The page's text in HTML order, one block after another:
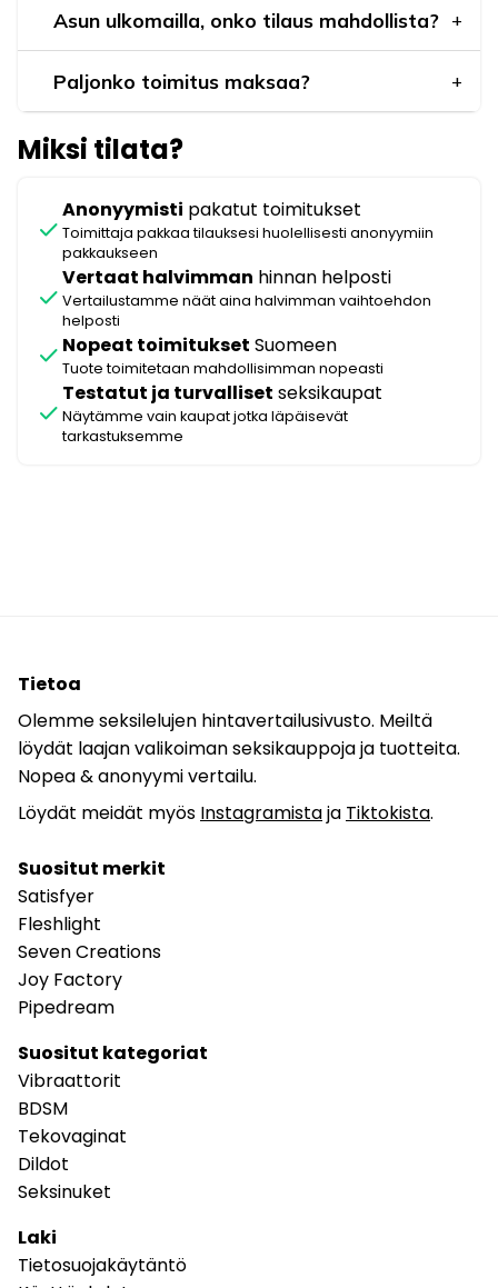
Asun ulkomailla, onko tilaus mahdollista?
Paljonko toimitus maksaa?
Miksi tilata?
check
Anonyymisti pakatut toimitukset
Toimittaja pakkaa tilauksesi huolellisesti anonyymiin
pakkaukseen
check
Vertaat halvimman hinnan helposti
Vertailustamme näät aina halvimman vaihtoehdon
helposti
check Nopeat toimitukset Suomeen
Tuote toimitetaan mahdollisimman nopeasti
check
Testatut ja turvalliset seksikaupat
Näytämme vain kaupat jotka läpäisevät
tarkastuksemme
Tietoa
Olemme seksilelujen hintavertailusivusto. Meiltä
löydät laajan valikoiman seksikauppoja ja tuotteita.
Nopea & anonyymi vertailu.
Löydät meidät myös Instagramistaja Tiktokista.
Suositut merkit
Satisfyer
Fleshlight
Seven Creations
Joy Factory
Pipedream
Suositut kategoriat
Vibraattorit
BDSM
Tekovaginat
Dildot
Seksinuket
Laki
Tietosuojakäytäntö